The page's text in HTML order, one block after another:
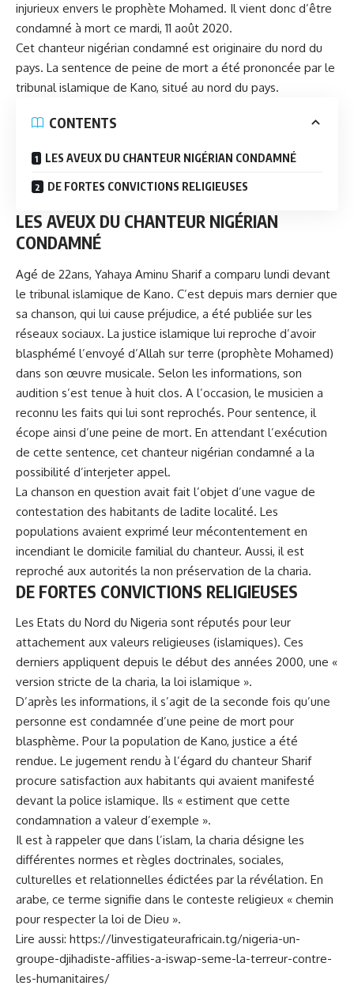
injurieux envers le prophète Mohamed. Il vient donc d’être
condamné à mort ce mardi, 11 août 2020.
Cet chanteur nigérian condamné est originaire du nord du
pays. La sentence de peine de mort a été prononcée par le
tribunal islamique de Kano, situé au nord du pays.
CONTENTS
LES AVEUX DU CHANTEUR NIGÉRIAN CONDAMNÉ
DE FORTES CONVICTIONS RELIGIEUSES
LES AVEUX DU CHANTEUR NIGÉRIAN
CONDAMNÉ
Agé de 22ans, Yahaya Aminu Sharif a comparu lundi devant
le tribunal islamique de Kano. C’est depuis mars dernier que
sa chanson, qui lui cause préjudice, a été publiée sur les
réseaux sociaux. La justice islamique lui reproche d’avoir
blasphémé l’envoyé d’Allah sur terre (prophète Mohamed)
dans son œuvre musicale. Selon les informations, son
audition s’est tenue à huit clos. A l’occasion, le musicien a
reconnu les faits qui lui sont reprochés. Pour sentence, il
écope ainsi d’une peine de mort. En attendant l’exécution
de cette sentence, cet chanteur nigérian condamné a la
possibilité d’interjeter appel.
La chanson en question avait fait l’objet d’une vague de
contestation des habitants de ladite localité. Les
populations avaient exprimé leur mécontentement en
incendiant le domicile familial du chanteur. Aussi, il est
reproché aux autorités la non préservation de la charia.
DE FORTES CONVICTIONS RELIGIEUSES
Les Etats du Nord du Nigeria sont réputés pour leur
attachement aux valeurs religieuses (islamiques). Ces
derniers appliquent depuis le début des années 2000, une «
version stricte de la charia, la loi islamique ».
D’après les informations, il s’agit de la seconde fois qu’une
personne est condamnée d’une peine de mort pour
blasphème. Pour la population de Kano, justice a été
rendue. Le jugement rendu à l’égard du chanteur Sharif
procure satisfaction aux habitants qui avaient manifesté
devant la police islamique. Ils « estiment que cette
condamnation a valeur d’exemple ».
Il est à rappeler que dans l’islam, la charia désigne les
différentes normes et règles doctrinales, sociales,
culturelles et relationnelles édictées par la révélation. En
arabe, ce terme signifie dans le conteste religieux « chemin
pour respecter la loi de Dieu ».
Lire aussi: https://linvestigateurafricain.tg/nigeria-un-
groupe-djihadiste-affilies-a-iswap-seme-la-terreur-contre-
les-humanitaires/